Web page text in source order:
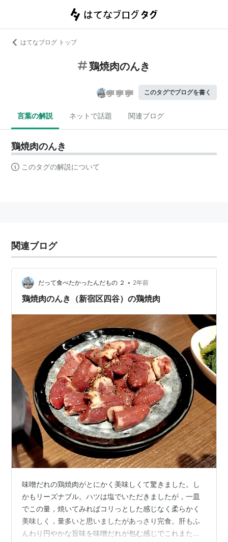
はてなブログ トップ
鶏焼肉のんき
このタグでブログを書く
言葉の解説 ネットで話題 関連ブログ
鶏焼肉のんき
このタグの解説について
関連ブログ
だって食べたかったんだもの ２ • 2年前
鶏焼肉のんき（新宿区四谷）の鶏焼肉
味噌だれの鶏焼肉がとにかく美味しくて驚きました。し
かもリーズナブル。ハツは塩でいただきましたが，一皿
でこの量，焼いてみればコリっとした感じなく柔らかく
美味しく，量多いと思いましたがあっさり完食。肝もふ
んわり円やかな旨味を味噌だれが包む感じでこれまた美